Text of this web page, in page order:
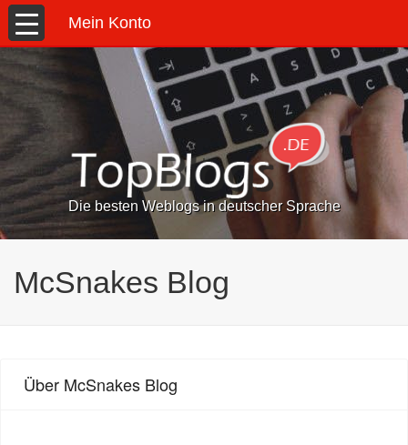
Mein Konto
Die besten Weblogs in deutscher Sprache
McSnakes Blog
Über McSnakes Blog